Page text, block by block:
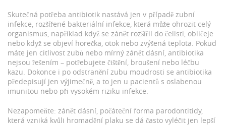
Skutečná potřeba antibiotik nastává jen v případě zubní
infekce, rozšířené bakteriální infekce, která může ohrozit celý
organismus, například když se zánět rozšířil do čelisti, obličeje
nebo když se objeví horečka, otok nebo zvýšená teplota. Pokud
máte jen citlivost zubů nebo mírný zánět dásní, antibiotika
nejsou řešením – potřebujete čištění, broušení nebo léčbu
kazu. Dokonce i po odstranění zubu moudrosti se antibiotika
předepisují jen výjimečně, a to jen u pacientů s oslabenou
imunitou nebo při vysokém riziku infekce.
Nezapomeňte: zánět dásní, počáteční forma parodontitidy,
která vzniká kvůli hromadění plaku se dá často vyléčit jen lepší